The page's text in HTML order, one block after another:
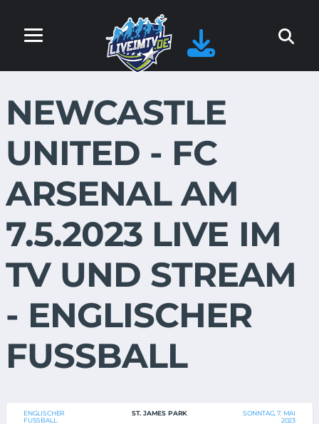
NEWCASTLE
UNITED - FC
ARSENAL AM
7.5.2023 LIVE IM
TV UND STREAM
- ENGLISCHER
FUSSBALL
ENGLISCHER
FUSSBALL
ST. JAMES PARK
SONNTAG, 7. MAI
2023